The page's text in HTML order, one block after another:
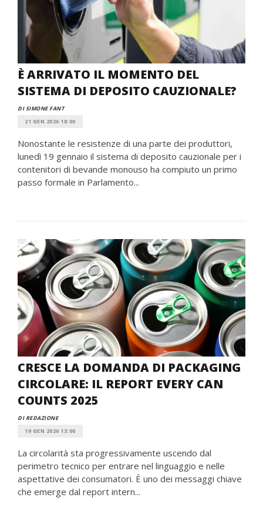
È ARRIVATO IL MOMENTO DEL
SISTEMA DI DEPOSITO CAUZIONALE?
DI SIMONE FANT
21 GEN 2026 18:00
Nonostante le resistenze di una parte dei produttori,
lunedì 19 gennaio il sistema di deposito cauzionale per i
contenitori di bevande monouso ha compiuto un primo
passo formale in Parlamento...
CRESCE LA DOMANDA DI PACKAGING
CIRCOLARE: IL REPORT EVERY CAN
COUNTS 2025
DI REDAZIONE
19 GEN 2026 13:00
La circolarità sta progressivamente uscendo dal
perimetro tecnico per entrare nel linguaggio e nelle
aspettative dei consumatori. È uno dei messaggi chiave
che emerge dal report intern...